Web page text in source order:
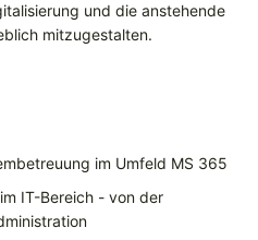
und die anstehende
mitzugestalten.
im Umfeld MS 365
IT-Bereich - von der